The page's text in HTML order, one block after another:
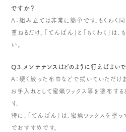
ですか？
A：組み立ては非常に簡単です。もくわく
重ねるだけ。「てんばん」と「もくわく」は、
い。
Q3.メンテナンスはどのように行えばよい
A：硬く絞った布巾などで拭いていただけま
お手入れとして蜜蝋ワックス等を塗布す
す。
特に、「てんばん」は、蜜蝋ワックスを塗っ
でおすすめです。